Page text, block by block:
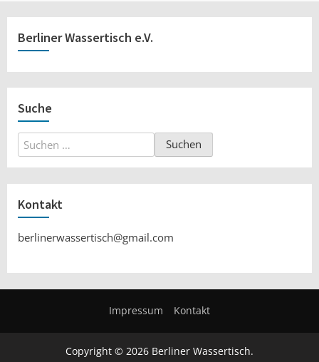
Berliner Wassertisch e.V.
Suche
Suchen
nach:
Kontakt
berlinerwassertisch@gmail.com
Impressum Kontakt
Copyright © 2026 Berliner Wassertisch.